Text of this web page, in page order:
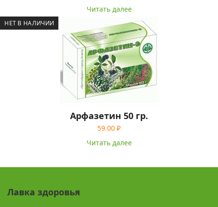
Читать далее
НЕТ В НАЛИЧИИ
Арфазетин 50 гр.
59.00 ₽
Читать далее
Лавка здоровья